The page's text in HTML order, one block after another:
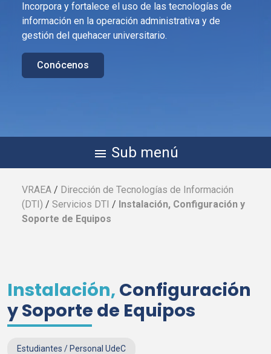
Incorpora y fortalece el uso de las tecnologías de
información en la operación administrativa y de
gestión del quehacer universitario.
Conócenos
menu Sub menú
VRAEA / Dirección de Tecnologías de Información
(DTI) / Servicios DTI / Instalación, Configuración y
Soporte de Equipos
Instalación, Configuración
y Soporte de Equipos
Estudiantes / Personal UdeC